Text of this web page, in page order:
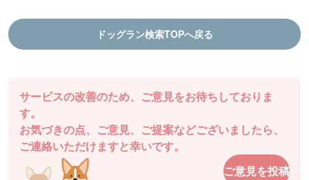
徳島県 |ドッグランDOGFIELD
チャッピーさん
駐車場も近くてとても使いやすいです。
香川県 |ドッグガーデン・イオンモール高松
ドッグラン検索TOPへ戻る
サービスの改善のため、ご意見をお待ちしておりま
す。
お気づきの点、ご意見、ご提案などございましたら、
ご連絡いただけますと幸いです。
ご意見を投稿